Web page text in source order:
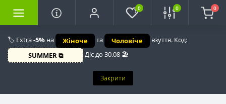
🏷️ Extra-5% на Жіноче та Чоловіче
взуття. Код:
SUMMER ⧉
Діє до 30.08 🏖️
Закрити
0 0 0